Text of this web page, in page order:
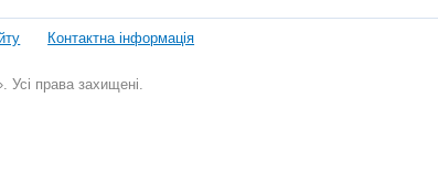
Контактна інформація
права захищені.